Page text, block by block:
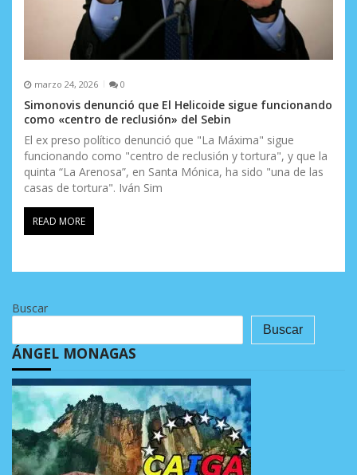
marzo 24, 2026 0
Simonovis denunció que El Helicoide sigue funcionando
como «centro de reclusión» del Sebin
El ex preso político denunció que "La Máxima" sigue
funcionando como "centro de reclusión y tortura", y que la
quinta “La Arenosa”, en Santa Mónica, ha sido "una de las
casas de tortura". Iván Sim
READ MORE
Buscar
Buscar
ÁNGEL MONAGAS